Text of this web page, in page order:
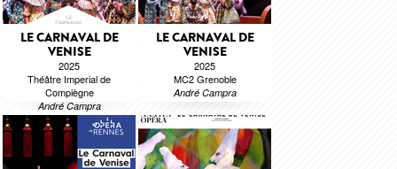
LE CARNAVAL DE
VENISE
2025
Théâtre Imperial de
Compiègne
André Campra
LE CARNAVAL DE
VENISE
2025
MC2 Grenoble
André Campra